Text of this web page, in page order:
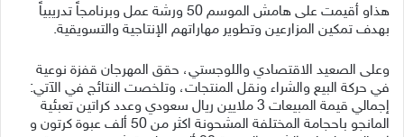
هذاو أقيمت على هامش الموسم 50 ورشة عمل وبرنامجاً تدريبياً
بهدف تمكين المزارعين وتطوير مهاراتهم الإنتاجية والتسويقية.
وعلى الصعيد الاقتصادي واللوجستي، حقق المهرجان قفزة نوعية
في حركة البيع والشراء ونقل المنتجات، وتلخصت النتائج في الآتي:
إجمالي قيمة المبيعات 3 ملايين ريال سعودي وعدد كراتين تعبئية
المانجو باحجامة المختلفة المشحونة اكثر من 50 ألف عبوة كرتون و